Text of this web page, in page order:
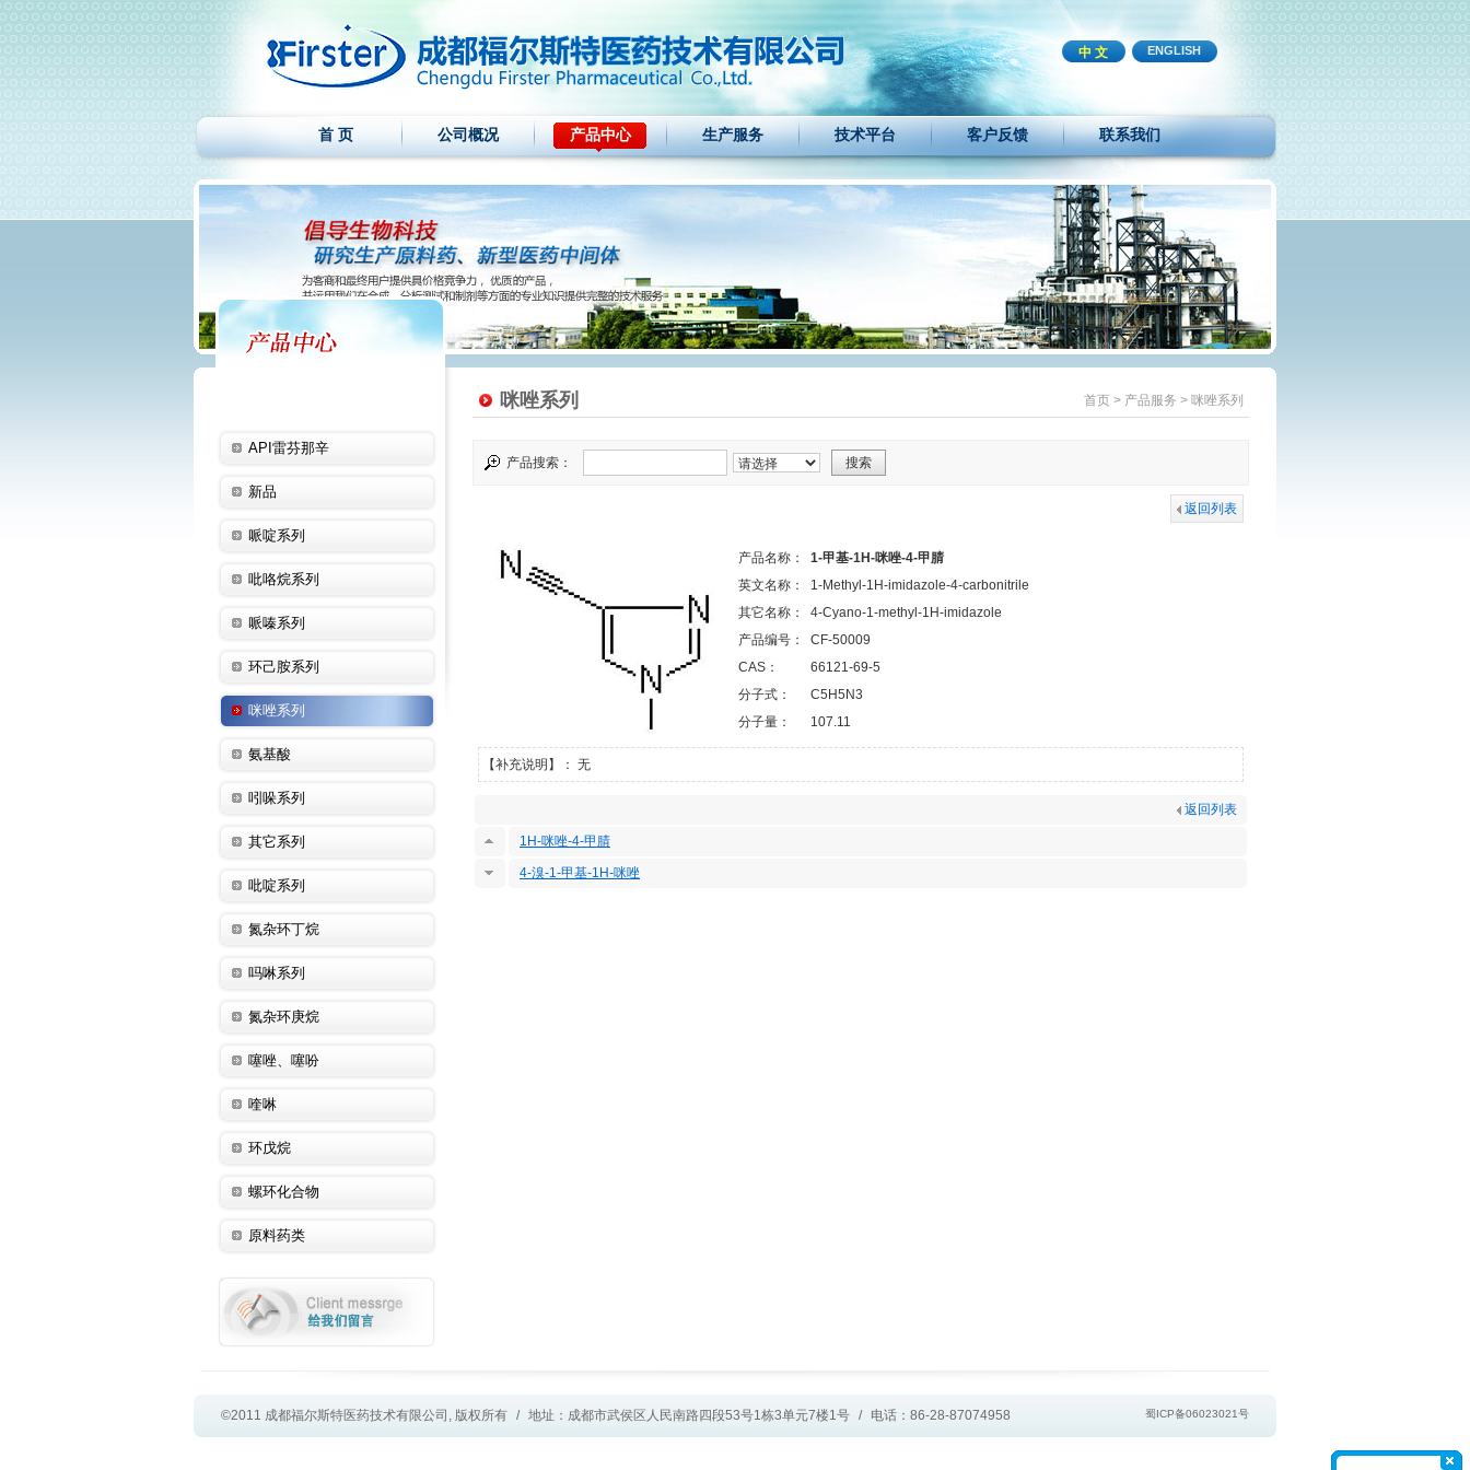
中 文 ENGLISH
首 页 公司概况 产品中心 生产服务 技术平台 客户反馈 联系我们
API雷芬那辛
新品
哌啶系列
吡咯烷系列
哌嗪系列
环己胺系列
咪唑系列
氨基酸
吲哚系列
其它系列
吡啶系列
氮杂环丁烷
吗啉系列
氮杂环庚烷
噻唑、噻吩
喹啉
环戊烷
螺环化合物
原料药类
咪唑系列 首页 > 产品服务 > 咪唑系列
产品搜索：
返回列表
产品名称：
1-甲基-1H-咪唑-4-甲腈
英文名称：
1-Methyl-1H-imidazole-4-carbonitrile
其它名称：
4-Cyano-1-methyl-1H-imidazole
产品编号：
CF-50009
CAS：
66121-69-5
分子式：
C5H5N3
分子量：
107.11
【补充说明】： 无
返回列表
1H-咪唑-4-甲腈
4-溴-1-甲基-1H-咪唑
蜀ICP备06023021号
©2011 成都福尔斯特医药技术有限公司, 版权所有 / 地址：成都市武侯区人民南路四段53号1栋3单元7楼1号 / 电话：86-28-87074958